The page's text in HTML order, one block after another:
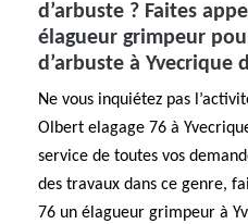
d’arbuste ? Faites
élagueur grimpeur
d’arbuste à Yvecrique
Ne vous inquiétez pas
Olbert elagage 76 à
service de toutes vos
des travaux dans ce genre,
76 un élagueur grimpeur à